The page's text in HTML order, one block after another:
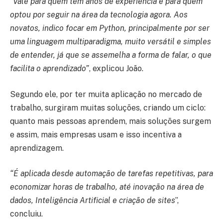
optou por seguir na área da tecnologia agora. Aos
novatos, indico focar em Python, principalmente por ser
uma linguagem multiparadigma, muito versátil e simples
de entender, já que se assemelha a forma de falar, o que
facilita o aprendizado”, explicou João.
Segundo ele, por ter muita aplicação no mercado de
trabalho, surgiram muitas soluções, criando um ciclo:
quanto mais pessoas aprendem, mais soluções surgem
e assim, mais empresas usam e isso incentiva a
aprendizagem.
“É aplicada desde automação de tarefas repetitivas, para
economizar horas de trabalho, até inovação na área de
dados, Inteligência Artificial e criação de sites”,
concluiu.